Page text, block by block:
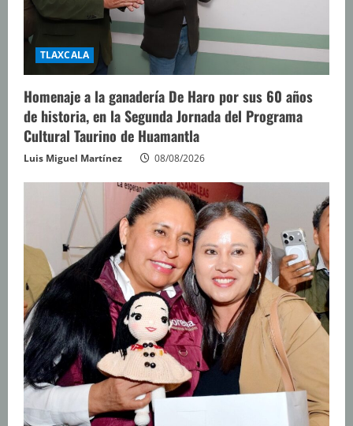
TLAXCALA
Homenaje a la ganadería De Haro por sus 60 años
de historia, en la Segunda Jornada del Programa
Cultural Taurino de Huamantla
Luis Miguel Martínez 08/08/2026